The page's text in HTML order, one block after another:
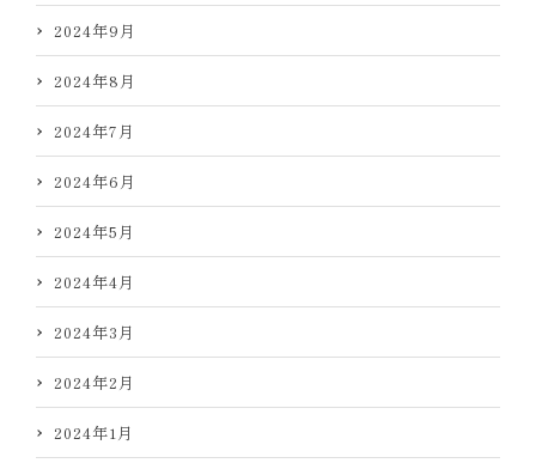
2024年9月
2024年8月
2024年7月
2024年6月
2024年5月
2024年4月
2024年3月
2024年2月
2024年1月